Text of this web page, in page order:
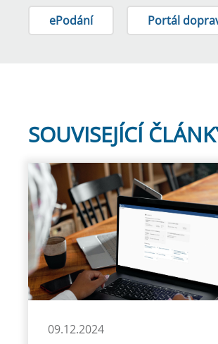
ePodání Portál
SOUVISEJÍCÍ
09.12.2024